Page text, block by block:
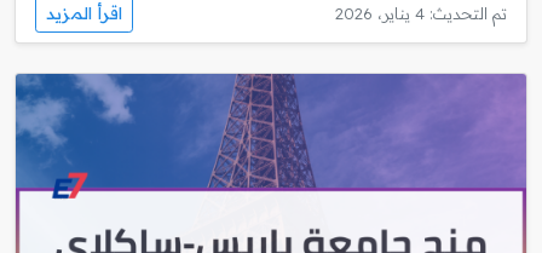
تم التحديث: 4 يناير، 2026 اقرأ المزيد